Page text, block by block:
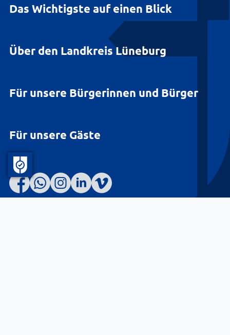
Das Wichtigste auf einen Blick
Über den Landkreis Lüneburg
Für unsere Bürgerinnen und Bürger
Für unsere Gäste